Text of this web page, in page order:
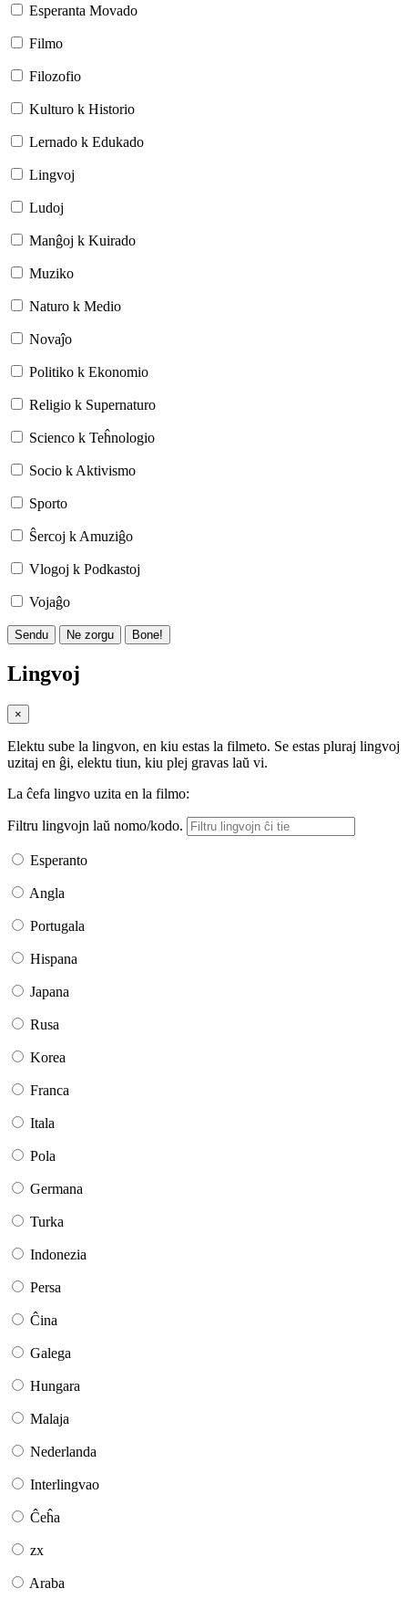
Esperanta Movado
Filmo
Filozofio
Kulturo k Historio
Lernado k Edukado
Lingvoj
Ludoj
Manĝoj k Kuirado
Muziko
Naturo k Medio
Novaĵo
Politiko k Ekonomio
Religio k Supernaturo
Scienco k Teĥnologio
Socio k Aktivismo
Sporto
Ŝercoj k Amuziĝo
Vlogoj k Podkastoj
Vojaĝo
Sendu Ne zorgu Bone!
Lingvoj
×
Elektu sube la lingvon, en kiu estas la filmeto. Se estas pluraj lingvoj
uzitaj en ĝi, elektu tiun, kiu plej gravas laŭ vi.
La ĉefa lingvo uzita en la filmo:
Filtru lingvojn laŭ nomo/kodo.
Esperanto
Angla
Portugala
Hispana
Japana
Rusa
Korea
Franca
Itala
Pola
Germana
Turka
Indonezia
Persa
Ĉina
Galega
Hungara
Malaja
Nederlanda
Interlingvao
Ĉeĥa
zx
Araba